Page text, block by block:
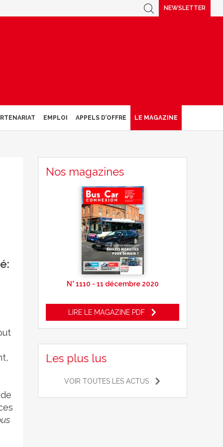
NEWSLETTER
EMPLOI APPELS D’OFFRE LE MAGAZINE
Nos magazines
N° 1110 - 11 décembre 2020
LIRE LE MAGAZINE PDF
Les plus lus
VOIR TOUTES LES ACTUS